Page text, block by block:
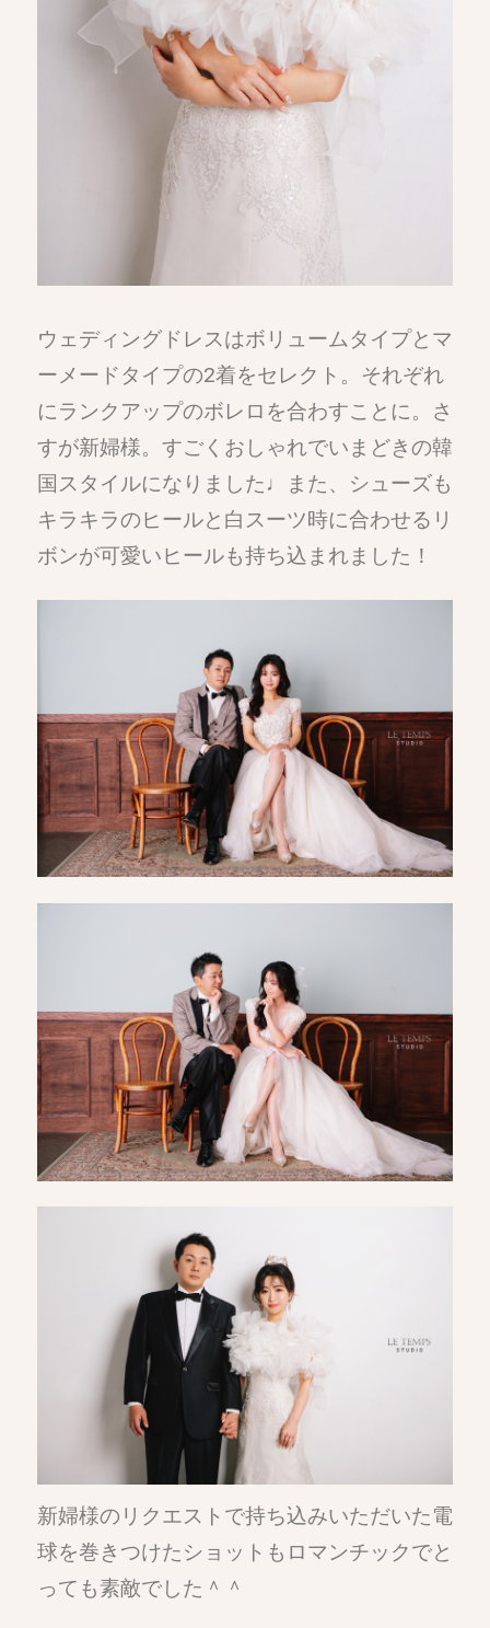
ウェディングドレスはボリュームタイプとマ
ーメードタイプの2着をセレクト。それぞれ
にランクアップのボレロを合わすことに。さ
すが新婦様。すごくおしゃれでいまどきの韓
国スタイルになりました♩また、シューズも
キラキラのヒールと白スーツ時に合わせるリ
ボンが可愛いヒールも持ち込まれました！
新婦様のリクエストで持ち込みいただいた電
球を巻きつけたショットもロマンチックでと
っても素敵でした＾＾